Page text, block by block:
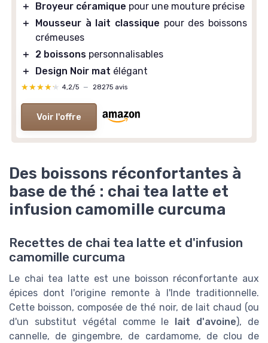
＋
Broyeur céramique pour une mouture précise
＋
Mousseur à lait classique pour des boissons
crémeuses
＋
2 boissons personnalisables
＋
Design Noir mat élégant
★★★★★
★★★★★ 4,2/5 — 28275 avis
Voir l'offre
Des boissons réconfortantes à
base de thé : chai tea latte et
infusion camomille curcuma
Recettes de chai tea latte et d'infusion
camomille curcuma
Le chai tea latte est une boisson réconfortante aux
épices dont l'origine remonte à l'Inde traditionnelle.
Cette boisson, composée de thé noir, de lait chaud (ou
d'un substitut végétal comme le lait d'avoine), de
cannelle, de gingembre, de cardamome, de clou de